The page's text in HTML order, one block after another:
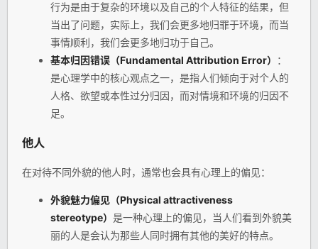
行为是由于复杂的环境以及自己的个人特征的结果，但
当出了问题，实际上，我们会更多地归罪于环境，而当
事情顺利，我们会更多地归功于自己。
基本归因错误（Fundamental Attribution Error）
：
是心理学中的核心观点之一，是指人们倾向于对个人的
人格、欲望或本性过分归因，而对情境和环境的归因不
足。
他人
在对待不同外貌的他人时，通常也会具有心理上的偏见：
外貌魅力偏见（Physical attractiveness
stereotype） 是一种心理上的偏见，当人们看到外貌美
丽的人是会认为那些人同时拥有其他的美好的特点。